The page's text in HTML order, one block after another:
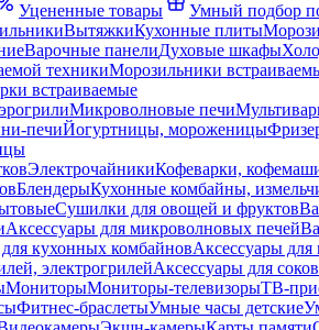
Уцененные товары Умный подбор
ВытяжкиКухонные плиты
Варочные панелиДуховые шкафы
техникиМорозильники
встраиваемые
Микроволновые печи
печиЙогуртницы, мороженицы
ЭлектрочайникиКофеварки,
БлендерыКухонные комбайны,
Сушилки для овощей и фруктов
Аксессуары для микроволновых печей
кухонных комбайновАксессуары для
электрогрилейАксессуары для
МониторыМониторы-телевизорыТВ-
Фитнес-браслетыУмные часы детские